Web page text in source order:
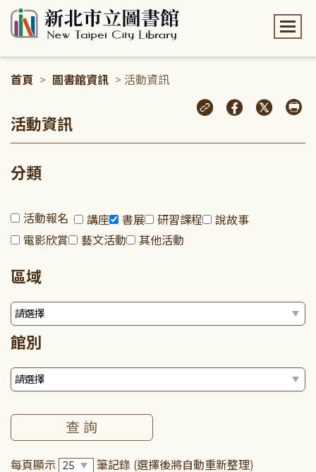
首頁 > 圖書館資訊 > 活動資訊
活動資訊
分類
活動報名 講座 書展 研習課程
說故事
電影欣賞
藝文活動 其他活動
區域
館別
每頁顯示 筆記錄 (選擇後將自動重新整理)